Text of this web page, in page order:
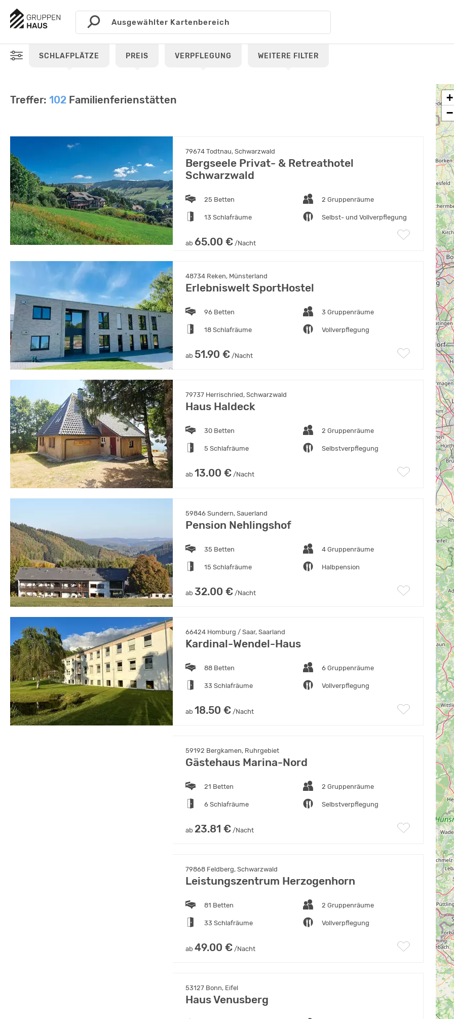
SCHLAFPLÄTZE PREIS VERPFLEGUNG WEITERE FILTER
Treffer: 102 Familienferienstätten
79674 Todtnau, Schwarzwald
Bergseele Privat- & Retreathotel
Schwarzwald
25 Betten 2 Gruppenräume
13 Schlafräume Selbst- und Vollverpflegung
ab 65.00 € /Nacht
48734 Reken, Münsterland
Erlebniswelt SportHostel
96 Betten 3 Gruppenräume
18 Schlafräume Vollverpflegung
ab 51.90 € /Nacht
79737 Herrischried, Schwarzwald
Haus Haldeck
30 Betten 2 Gruppenräume
5 Schlafräume Selbstverpflegung
ab 13.00 € /Nacht
59846 Sundern, Sauerland
Pension Nehlingshof
35 Betten 4 Gruppenräume
15 Schlafräume Halbpension
ab 32.00 € /Nacht
66424 Homburg / Saar, Saarland
Kardinal-Wendel-Haus
88 Betten 6 Gruppenräume
33 Schlafräume Vollverpflegung
ab 18.50 € /Nacht
59192 Bergkamen, Ruhrgebiet
Gästehaus Marina-Nord
21 Betten 2 Gruppenräume
6 Schlafräume Selbstverpflegung
ab 23.81 € /Nacht
79868 Feldberg, Schwarzwald
Leistungszentrum Herzogenhorn
81 Betten 2 Gruppenräume
33 Schlafräume Vollverpflegung
ab 49.00 € /Nacht
53127 Bonn, Eifel
Haus Venusberg
+
−